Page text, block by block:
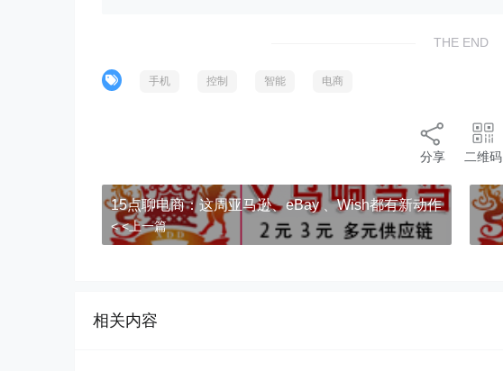
THE END
手机 控制 智能 电商
分享 二维码
15点聊电商：这周亚马逊、eBay 、Wish都有新动作
< <上一篇
相关内容